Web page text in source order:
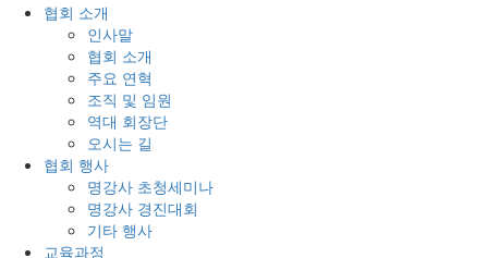
협회 소개
인사말
협회 소개
주요 연혁
조직 및 임원
역대 회장단
오시는 길
협회 행사
명강사 초청세미나
명강사 경진대회
기타 행사
교육과정